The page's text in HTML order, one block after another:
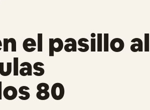
el pasillo al
80